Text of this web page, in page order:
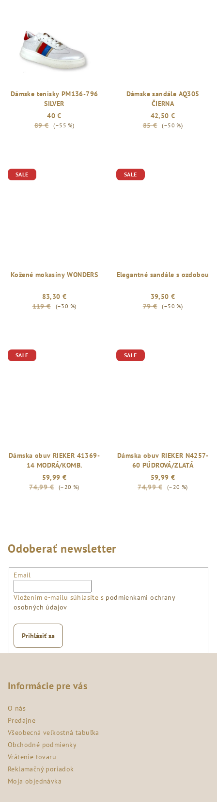
Dámske tenisky PM136-796
SILVER
40 €
89 €
(–55 %)
Dámske sandále AQ305
ČIERNA
42,50 €
85 €
(–50 %)
SALE
Kožené mokasíny WONDERS
83,30 €
119 €
(–30 %)
SALE
Elegantné sandále s ozdobou
39,50 €
79 €
(–50 %)
SALE
Dámska obuv RIEKER 41369-
14 MODRÁ/KOMB.
59,99 €
74,99 €
(–20 %)
SALE
Dámska obuv RIEKER N4257-
60 PÚDROVÁ/ZLATÁ
59,99 €
74,99 €
(–20 %)
Odoberať newsletter
Email
Vložením e-mailu súhlasíte s podmienkami ochrany
osobných údajov
Prihlásiť sa
Informácie pre vás
O nás
Predajne
Všeobecná veľkostná tabuľka
Obchodné podmienky
Vrátenie tovaru
Reklamačný poriadok
Moja objednávka